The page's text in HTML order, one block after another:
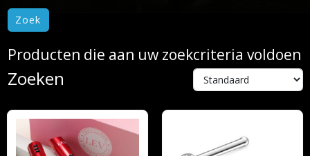
Producten die aan uw zoekcriteria voldoen
Zoeken